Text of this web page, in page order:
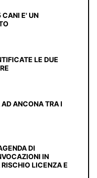
CANI E' UN
LE DUE
ANCONA TRA I
DI
IN
LICENZA E